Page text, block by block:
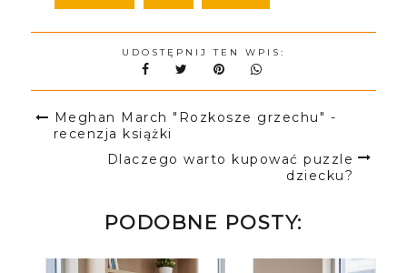
UDOSTĘPNIJ TEN WPIS:
Meghan March "Rozkosze grzechu" -
recenzja książki
Dlaczego warto kupować puzzle
dziecku?
PODOBNE POSTY: